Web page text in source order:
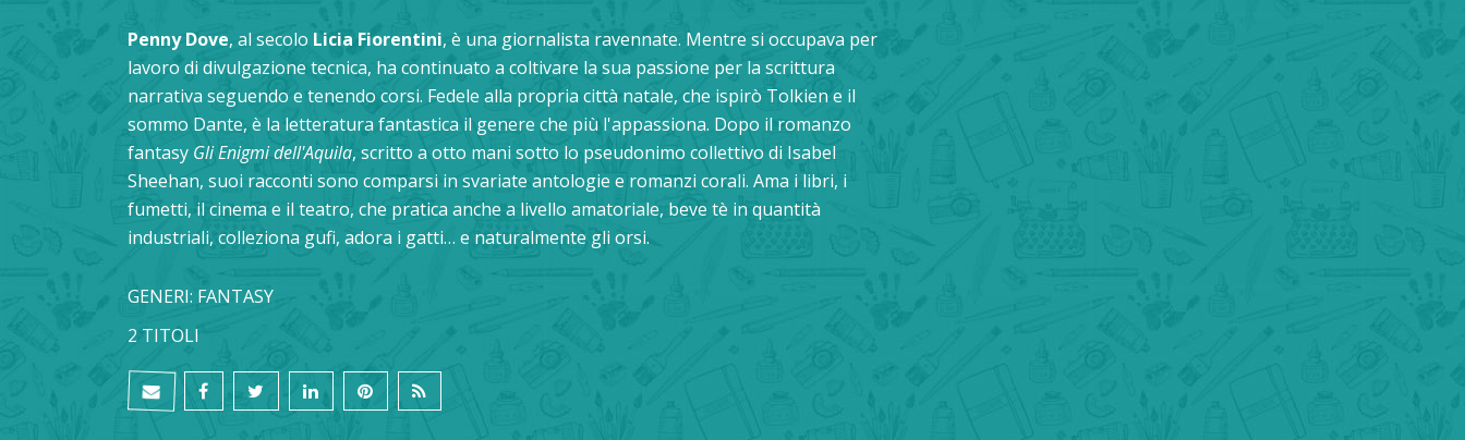
Penny Dove, al secolo Licia Fiorentini, è una giornalista ravennate. Mentre si occupava per
lavoro di divulgazione tecnica, ha continuato a coltivare la sua passione per la scrittura
narrativa seguendo e tenendo corsi. Fedele alla propria città natale, che ispirò Tolkien e il
sommo Dante, è la letteratura fantastica il genere che più l'appassiona. Dopo il romanzo
fantasy Gli Enigmi dell'Aquila, scritto a otto mani sotto lo pseudonimo collettivo di Isabel
Sheehan, suoi racconti sono comparsi in svariate antologie e romanzi corali. Ama i libri, i
fumetti, il cinema e il teatro, che pratica anche a livello amatoriale, beve tè in quantità
industriali, colleziona gufi, adora i gatti… e naturalmente gli orsi.
GENERI: FANTASY
2 TITOLI